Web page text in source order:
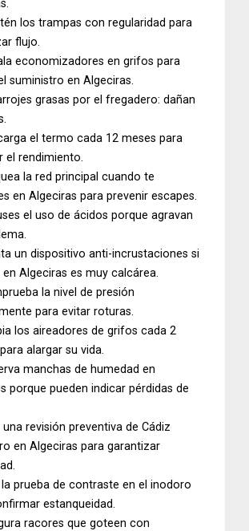
los trampas con regularidad para
flujo.
economizadores en grifos para
suministro en Algeciras.
grasas por el fregadero: dañan
el termo cada 12 meses para
el rendimiento.
la red principal cuando te
en Algeciras para prevenir escapes.
el uso de ácidos porque agravan
un dispositivo anti-incrustaciones si
en Algeciras es muy calcárea.
la nivel de presión
para evitar roturas.
los aireadores de grifos cada 2
alargar su vida.
manchas de humedad en
porque pueden indicar pérdidas de
una revisión preventiva deCádiz
en Algeciras para garantizar
la prueba de contraste en el inodoro
estanqueidad.
racores que goteen con